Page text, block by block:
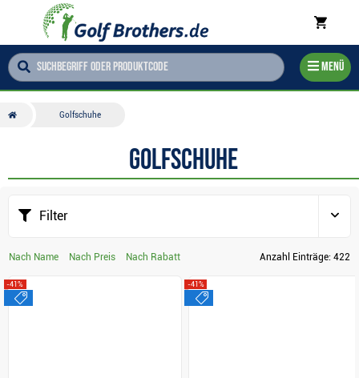
Menü
Golfschuhe
Golfschuhe
Filter
Nach Name Nach Preis Nach Rabatt Anzahl Einträge: 422
-41% -41%